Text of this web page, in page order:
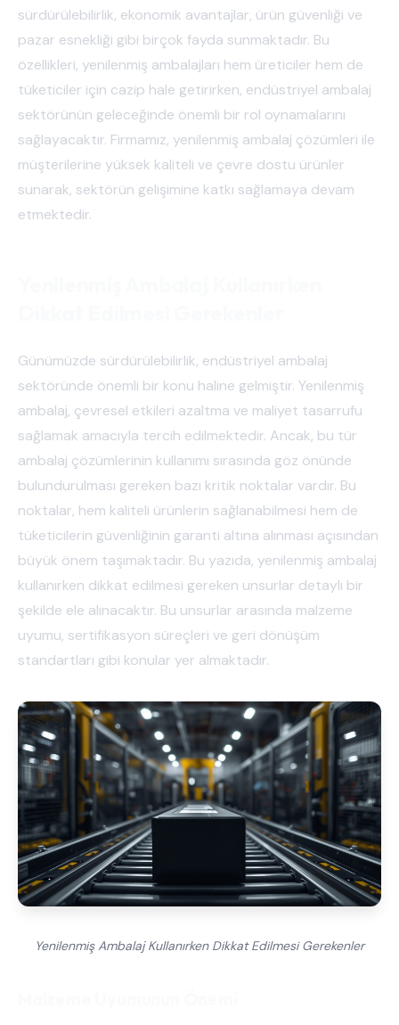
sürdürülebilirlik, ekonomik avantajlar, ürün güvenliği ve
pazar esnekliği gibi birçok fayda sunmaktadır. Bu
özellikleri, yenilenmiş ambalajları hem üreticiler hem de
tüketiciler için cazip hale getirirken, endüstriyel ambalaj
sektörünün geleceğinde önemli bir rol oynamalarını
sağlayacaktır. Firmamız, yenilenmiş ambalaj çözümleri ile
müşterilerine yüksek kaliteli ve çevre dostu ürünler
sunarak, sektörün gelişimine katkı sağlamaya devam
etmektedir.
Günümüzde sürdürülebilirlik, endüstriyel ambalaj
sektöründe önemli bir konu haline gelmiştir. Yenilenmiş
ambalaj, çevresel etkileri azaltma ve maliyet tasarrufu
sağlamak amacıyla tercih edilmektedir. Ancak, bu tür
ambalaj çözümlerinin kullanımı sırasında göz önünde
bulundurulması gereken bazı kritik noktalar vardır. Bu
noktalar, hem kaliteli ürünlerin sağlanabilmesi hem de
tüketicilerin güvenliğinin garanti altına alınması açısından
büyük önem taşımaktadır. Bu yazıda, yenilenmiş ambalaj
kullanırken dikkat edilmesi gereken unsurlar detaylı bir
şekilde ele alınacaktır. Bu unsurlar arasında malzeme
uyumu, sertifikasyon süreçleri ve geri dönüşüm
standartları gibi konular yer almaktadır.
Yenilenmiş Ambalaj Kullanırken Dikkat Edilmesi Gerekenler